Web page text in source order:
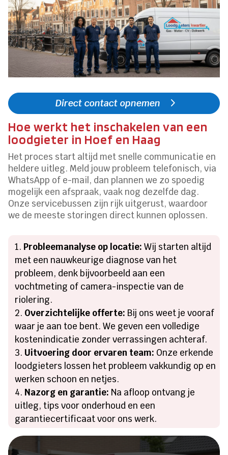
Direct contact opnemen
Hoe werkt het inschakelen van een
loodgieter in Hoef en Haag
Het proces start altijd met snelle communicatie en
heldere uitleg. Meld jouw probleem telefonisch, via
WhatsApp of e-mail, dan plannen we zo spoedig
mogelijk een afspraak, vaak nog dezelfde dag.
Onze servicebussen zijn rijk uitgerust, waardoor
we de meeste storingen direct kunnen oplossen.
Probleemanalyse op locatie: Wij starten altijd
met een nauwkeurige diagnose van het
probleem, denk bijvoorbeeld aan een
vochtmeting of camera-inspectie van de
riolering.
Overzichtelijke offerte: Bij ons weet je vooraf
waar je aan toe bent. We geven een volledige
kostenindicatie zonder verrassingen achteraf.
Uitvoering door ervaren team: Onze erkende
loodgieters lossen het probleem vakkundig op en
werken schoon en netjes.
Nazorg en garantie: Na afloop ontvang je
uitleg, tips voor onderhoud en een
garantiecertificaat voor ons werk.